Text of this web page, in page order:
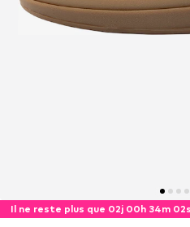
Il ne reste plus que 02j 00h 34m